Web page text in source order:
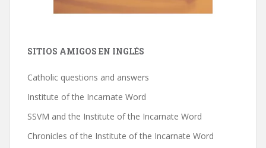
SITIOS AMIGOS EN INGLÉS
Catholic questions and answers
Institute of the Incarnate Word
SSVM and the Institute of the Incarnate Word
Chronicles of the Institute of the Incarnate Word